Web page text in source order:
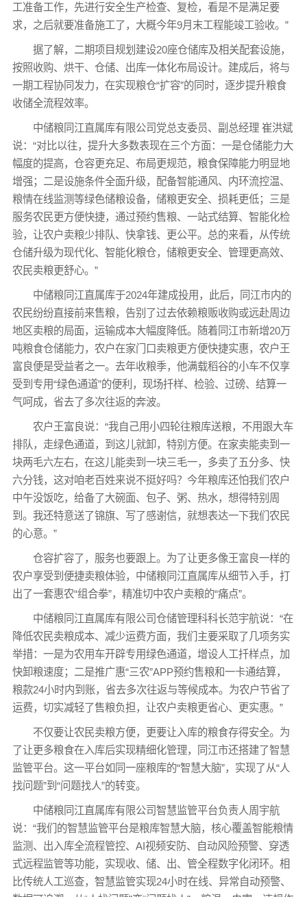
工准备工作，先进行安全生产检查、复检，看是不是满足要
求，之后就要准备施工了，大概今年9月末工程能竣工验收。”
据了解，二期项目规划建设20座仓储库及相关配套设施，
按照收购、烘干、仓储、出库一体化布局设计。建成后，将与
一期工程协同发力，在实现粮仓“扩容”的同时，逐步提升粮食
收储全流程效率。
中储粮同江直属库有限公司党总支委员、副总经理 崔洪斌
说：“对比以往，提升大多数表现在三个方面：一是仓储能力大
幅度的提高，仓容更充足、布局更规范，粮食保障能力明显地
增强；二是设施条件全面升级，配备智能通风、内环流控温、
粮情在线监测等绿色储粮设备，储粮更安全、损耗更低；三是
服务农民更方便快捷，通过预约售粮、一站式结算、智能化检
验，让农户卖粮少排队、快拿钱、更公平。总的来看，从传统
仓储升级为现代化、智能化粮仓，储粮更安全、管理更高效、
农民卖粮更舒心。”
中储粮同江直属库于2024年建成投用，此后，同江市内的
农民纷纷直接前来售粮，告别了过去依赖粮贩收购或远赴周边
地区卖粮的局面，运输成本大幅度降低。随着同江市新增20万
吨粮食仓储能力，农户在家门口卖粮更方便快捷实惠，农户王
富良便是受益者之一。去年收粮季，他满载稻谷的小车不仅享
受到专用“绿色通道”的便利，现场扦样、检验、过磅、结算一
气呵成，省去了多次往返的奔波。
农户王富良说：“我自己用小四轮往粮库送粮，不用跟大车
排队，走绿色通道，到这儿就卸，特别方便。在家卖能卖到一
块两毛六左右，在这儿能卖到一块三毛一，多卖了五分多、快
六分钱，这对咱老百姓来说不挺好吗？今年粮库还怕我们农户
中午没饭吃，给备了大碗面、包子、粥、热水，想得特别周
到。我还特意送了锦旗、写了感谢信，就想表达一下我们农民
的心意。”
仓容扩容了，服务也要跟上。为了让更多像王富良一样的
农户享受到便捷卖粮体验，中储粮同江直属库从细节入手，打
出了一套惠农“组合拳”，精准切中农户卖粮的“痛点”。
中储粮同江直属库有限公司仓储管理科科长范宇航说：“在
降低农民卖粮成本、减少运费方面，我们主要采取了几项务实
举措：一是为农用车开辟专用绿色通道，增设人工扦样点，加
快卸粮速度；二是推广惠“三农”APP预约售粮和一卡通结算，
粮款24小时内到账，省去多次往返与等候成本。为农户节省了
运费，切实减轻了售粮负担，让农户卖粮更省心、更实惠。”
不仅要让农民卖粮方便，更要让入库的粮食存得安全。为
了让更多粮食在入库后实现精细化管理，同江市还搭建了智慧
监管平台。这一平台如同一座粮库的“智慧大脑”，实现了从“人
找问题”到“问题找人”的转变。
中储粮同江直属库有限公司智慧监管平台负责人周宇航
说：“我们的智慧监管平台是粮库智慧大脑，核心覆盖智能粮情
监测、出入库全流程管控、AI视频安防、自动风险预警、穿透
式远程监管等功能，实现收、储、出、管全程数字化闭环。相
比传统人工巡查，智慧监管实现24小时在线、异常自动预警、